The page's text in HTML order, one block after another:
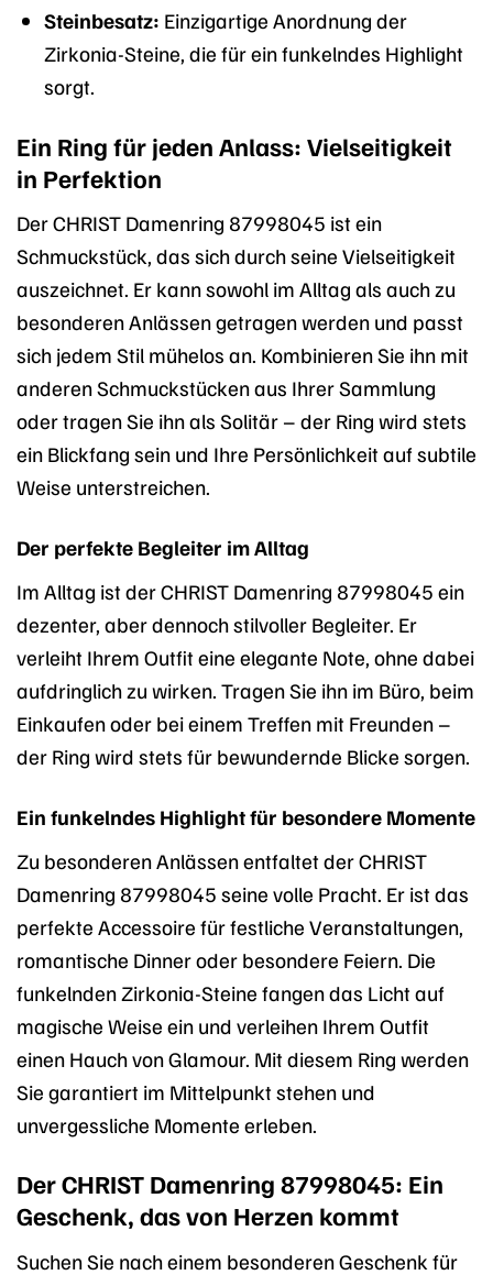
Steinbesatz: Einzigartige Anordnung der
Zirkonia-Steine, die für ein funkelndes Highlight
sorgt.
Ein Ring für jeden Anlass: Vielseitigkeit
in Perfektion
Der CHRIST Damenring 87998045 ist ein
Schmuckstück, das sich durch seine Vielseitigkeit
auszeichnet. Er kann sowohl im Alltag als auch zu
besonderen Anlässen getragen werden und passt
sich jedem Stil mühelos an. Kombinieren Sie ihn mit
anderen Schmuckstücken aus Ihrer Sammlung
oder tragen Sie ihn als Solitär – der Ring wird stets
ein Blickfang sein und Ihre Persönlichkeit auf subtile
Weise unterstreichen.
Der perfekte Begleiter im Alltag
Im Alltag ist der CHRIST Damenring 87998045 ein
dezenter, aber dennoch stilvoller Begleiter. Er
verleiht Ihrem Outfit eine elegante Note, ohne dabei
aufdringlich zu wirken. Tragen Sie ihn im Büro, beim
Einkaufen oder bei einem Treffen mit Freunden –
der Ring wird stets für bewundernde Blicke sorgen.
Ein funkelndes Highlight für besondere Momente
Zu besonderen Anlässen entfaltet der CHRIST
Damenring 87998045 seine volle Pracht. Er ist das
perfekte Accessoire für festliche Veranstaltungen,
romantische Dinner oder besondere Feiern. Die
funkelnden Zirkonia-Steine fangen das Licht auf
magische Weise ein und verleihen Ihrem Outfit
einen Hauch von Glamour. Mit diesem Ring werden
Sie garantiert im Mittelpunkt stehen und
unvergessliche Momente erleben.
Der CHRIST Damenring 87998045: Ein
Geschenk, das von Herzen kommt
Suchen Sie nach einem besonderen Geschenk für